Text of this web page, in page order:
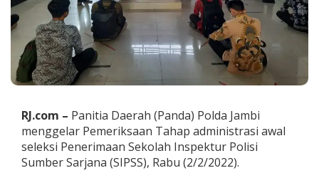
r
s
a
n
a
h
a
p
A
RJ.com – Panitia Daerah (Panda) Polda Jambi
menggelar Pemeriksaan Tahap administrasi awal
seleksi Penerimaan Sekolah Inspektur Polisi
Sumber Sarjana (SIPSS), Rabu (2/2/2022).